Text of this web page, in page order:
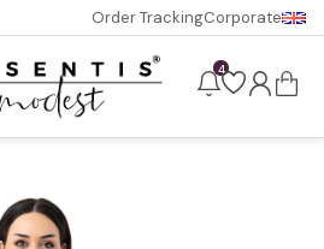
Order TrackingCorporate
4